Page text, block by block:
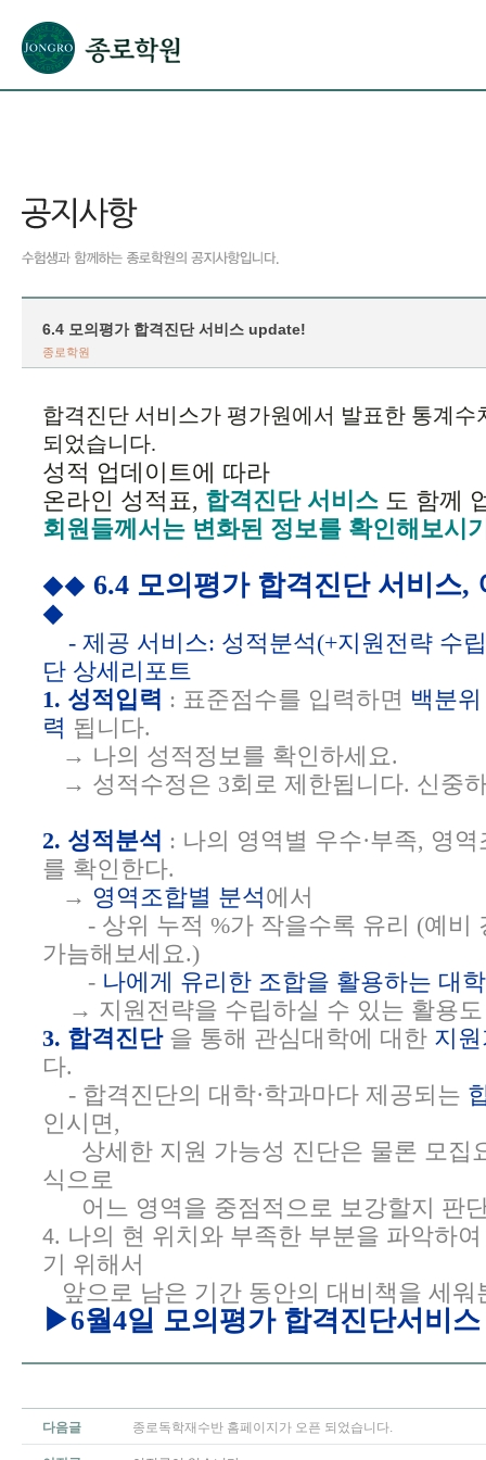
6.4 모의평가 합격진단 서비스 update!
종로학원
합격진단 서비스가 평가원에서 발표한 통계
되었습니다.
성적 업데이트에 따라
온라인 성적표, 합격진단 서비스 도 함께
회원들께서는 변화된 정보를 확인해보시
◆◆ 6.4 모의평가 합격진단 서비스
◆
- 제공 서비스: 성적분석(+지원전략 수
단 상세리포트
1. 성적입력 : 표준점수를 입력하면 백분
력 됩니다.
→ 나의 성적정보를 확인하세요.
→ 성적수정은 3회로 제한됩니다. 신중
2. 성적분석 : 나의 영역별 우수·부족, 영
를 확인한다.
→ 영역조합별 분석에서
- 상위 누적 %가 작을수록 유리 (예비
가늠해보세요.)
- 나에게 유리한 조합을 활용하는 대
→ 지원전략을 수립하실 수 있는 활용도
3. 합격진단을 통해 관심대학에 대한 지
다.
- 합격진단의 대학·학과마다 제공되는
인시면,
상세한 지원 가능성 진단은 물론 모집
식으로
어느 영역을 중점적으로 보강할지 판
4. 나의 현 위치와 부족한 부분을 파악하
기 위해서
앞으로 남은 기간 동안의 대비책을 세워
▶6월4일 모의평가 합격진단서비
다음글 종로독학재수반 홈페이지가 오픈 되었습니다.